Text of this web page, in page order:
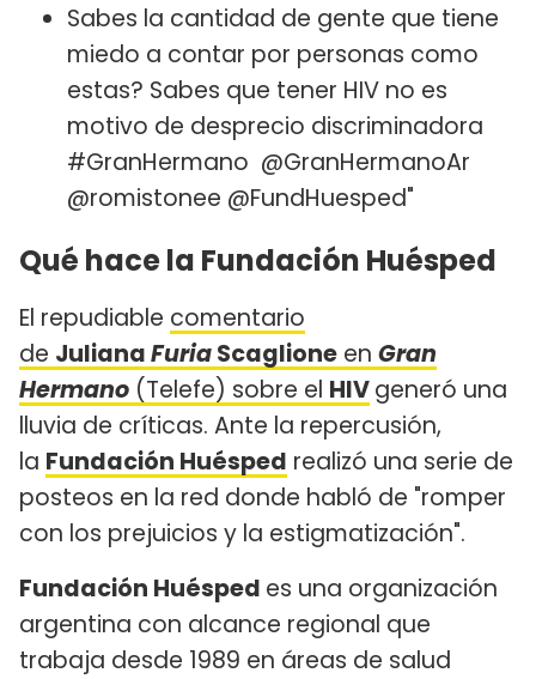
Sabes la cantidad de gente que tiene
miedo a contar por personas como
estas? Sabes que tener HIV no es
motivo de desprecio discriminadora
#GranHermano @GranHermanoAr
@romistonee @FundHuesped"
Qué hace la Fundación Huésped
El repudiable comentario
de JulianaFuriaScaglione en Gran
Hermano (Telefe) sobre el HIVgeneró una
lluvia de críticas. Ante la repercusión,
la Fundación Huésped realizó una serie de
posteos en la red donde habló de "romper
con los prejuicios y la estigmatización".
Fundación Huésped es una organización
argentina con alcance regional que
trabaja desde 1989 en áreas de salud